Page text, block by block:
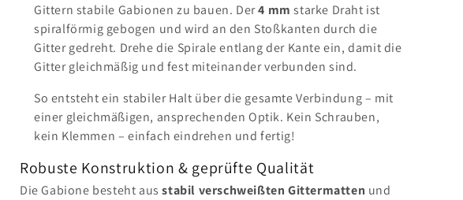
Gittern stabile Gabionen zu bauen. Der4 mm starke Draht ist
spiralförmig gebogen und wird an den Stoßkanten durch die
Gitter gedreht. Drehe die Spirale entlang der Kante ein, damit die
Gitter gleichmäßig und fest miteinander verbunden sind.
So entsteht ein stabiler Halt über die gesamte Verbindung – mit
einer gleichmäßigen, ansprechenden Optik. Kein Schrauben,
kein Klemmen – einfach eindrehen und fertig!
Robuste Konstruktion & geprüfte Qualität
Die Gabione besteht ausstabil verschweißten Gittermatten und